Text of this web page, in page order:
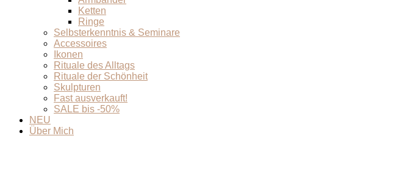
Ketten
Ringe
Selbsterkenntnis & Seminare
Accessoires
Ikonen
Rituale des Alltags
Rituale der Schönheit
Skulpturen
Fast ausverkauft!
SALE bis -50%
NEU
Über Mich